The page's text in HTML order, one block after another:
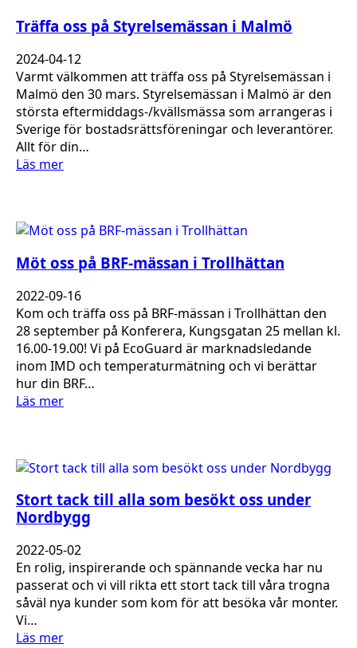
Träffa oss på Styrelsemässan i Malmö
2024-04-12
Varmt välkommen att träffa oss på Styrelsemässan i
Malmö den 30 mars. Styrelsemässan i Malmö är den
största eftermiddags-/kvällsmässa som arrangeras i
Sverige för bostadsrättsföreningar och leverantörer.
Allt för din…
Läs mer
Möt oss på BRF-mässan i Trollhättan
2022-09-16
Kom och träffa oss på BRF-mässan i Trollhättan den
28 september på Konferera, Kungsgatan 25 mellan kl.
16.00-19.00! Vi på EcoGuard är marknadsledande
inom IMD och temperaturmätning och vi berättar
hur din BRF…
Läs mer
Stort tack till alla som besökt oss under
Nordbygg
2022-05-02
En rolig, inspirerande och spännande vecka har nu
passerat och vi vill rikta ett stort tack till våra trogna
såväl nya kunder som kom för att besöka vår monter.
Vi…
Läs mer